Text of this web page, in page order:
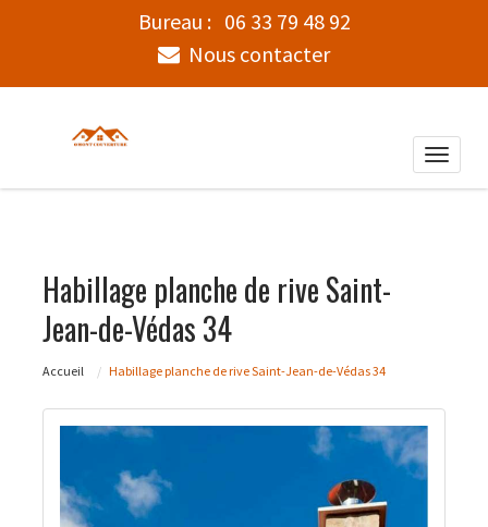
Bureau : 06 33 79 48 92
Nous contacter
Toggle
Habillage planche de rive Saint-
Jean-de-Védas 34
Accueil Habillage planche de rive Saint-Jean-de-Védas 34